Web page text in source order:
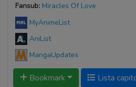
Fansub: Miracles Of Love
MyAnimeList
AniList
MangaUpdates
Bookmark
Lista